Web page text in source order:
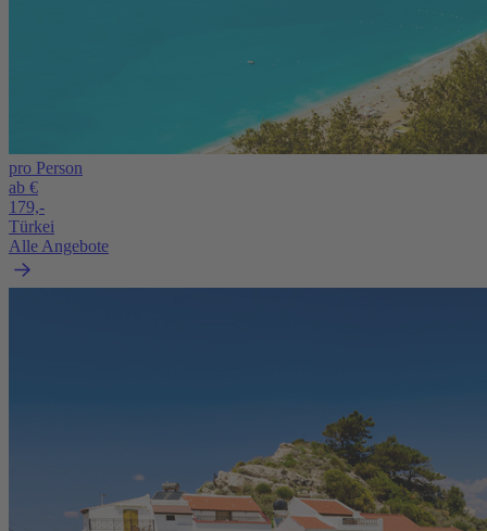
pro Person
ab €
179,-
Türkei
Alle Angebote